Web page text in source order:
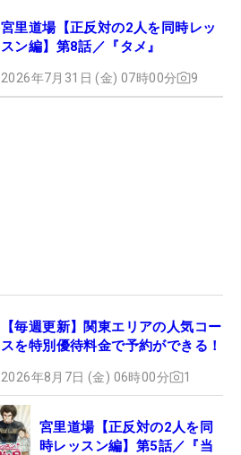
宮里道場【正反対の2人を同時レッ
スン編】第8話／『タメ』
2026年7月31日 (金) 07時00分 9
【毎週更新】関東エリアの人気コー
スを特別優待料金で予約ができる！
2026年8月7日 (金) 06時00分 1
宮里道場【正反対の2人を同
時レッスン編】第5話／『当